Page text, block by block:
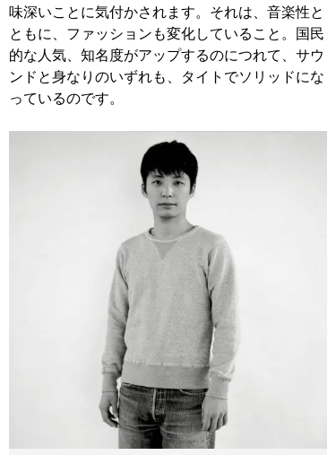
味深いことに気付かされます。それは、音楽性と
ともに、ファッションも変化していること。国民
的な人気、知名度がアップするのにつれて、サウ
ンドと身なりのいずれも、タイトでソリッドにな
っているのです。